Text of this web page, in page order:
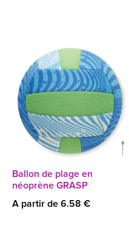
Ballon de plage en
néoprène GRASP
A partir de 6.58 €